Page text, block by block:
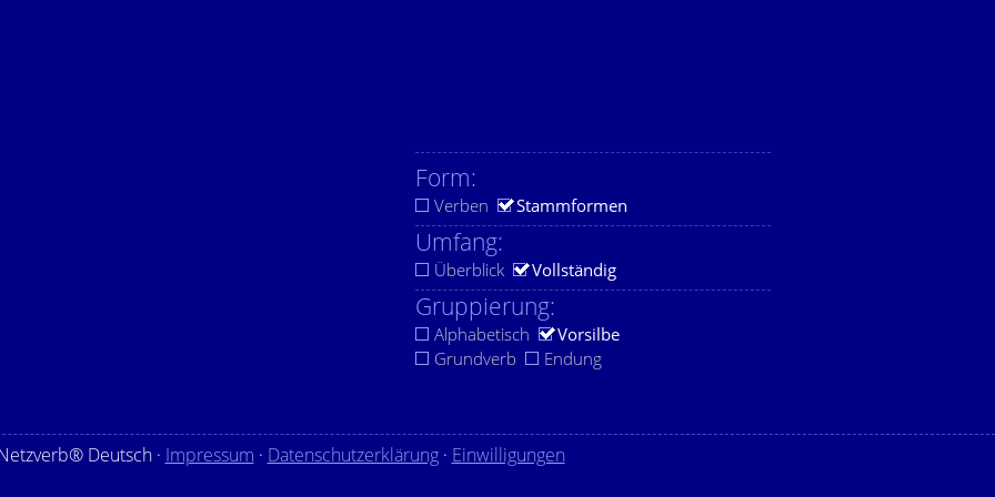
Form:
Verben Stammformen
Umfang:
Überblick Vollständig
Gruppierung:
Alphabetisch
Vorsilbe
Grundverb
Endung
Deutsch · Impressum · Datenschutzerklärung· Einwilligungen